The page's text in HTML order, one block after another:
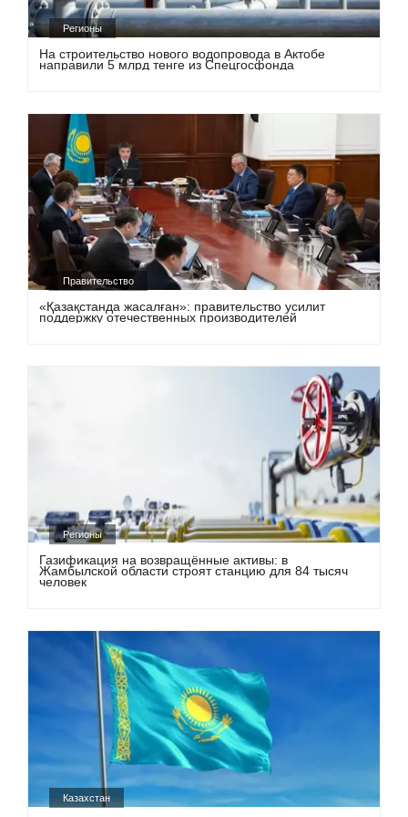
Регионы
На строительство нового водопровода в Актобе
направили 5 млрд тенге из Спецгосфонда
Правительство
«Қазақстанда жасалған»: правительство усилит
поддержку отечественных производителей
Регионы
Газификация на возвращённые активы: в
Жамбылской области строят станцию для 84 тысяч
человек
Казахстан